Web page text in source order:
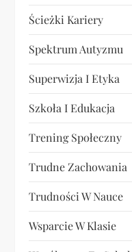
Ścieżki Kariery
Spektrum Autyzmu
Superwizja I Etyka
Szkoła I Edukacja
Trening Społeczny
Trudne Zachowania
Trudności W Nauce
Wsparcie W Klasie